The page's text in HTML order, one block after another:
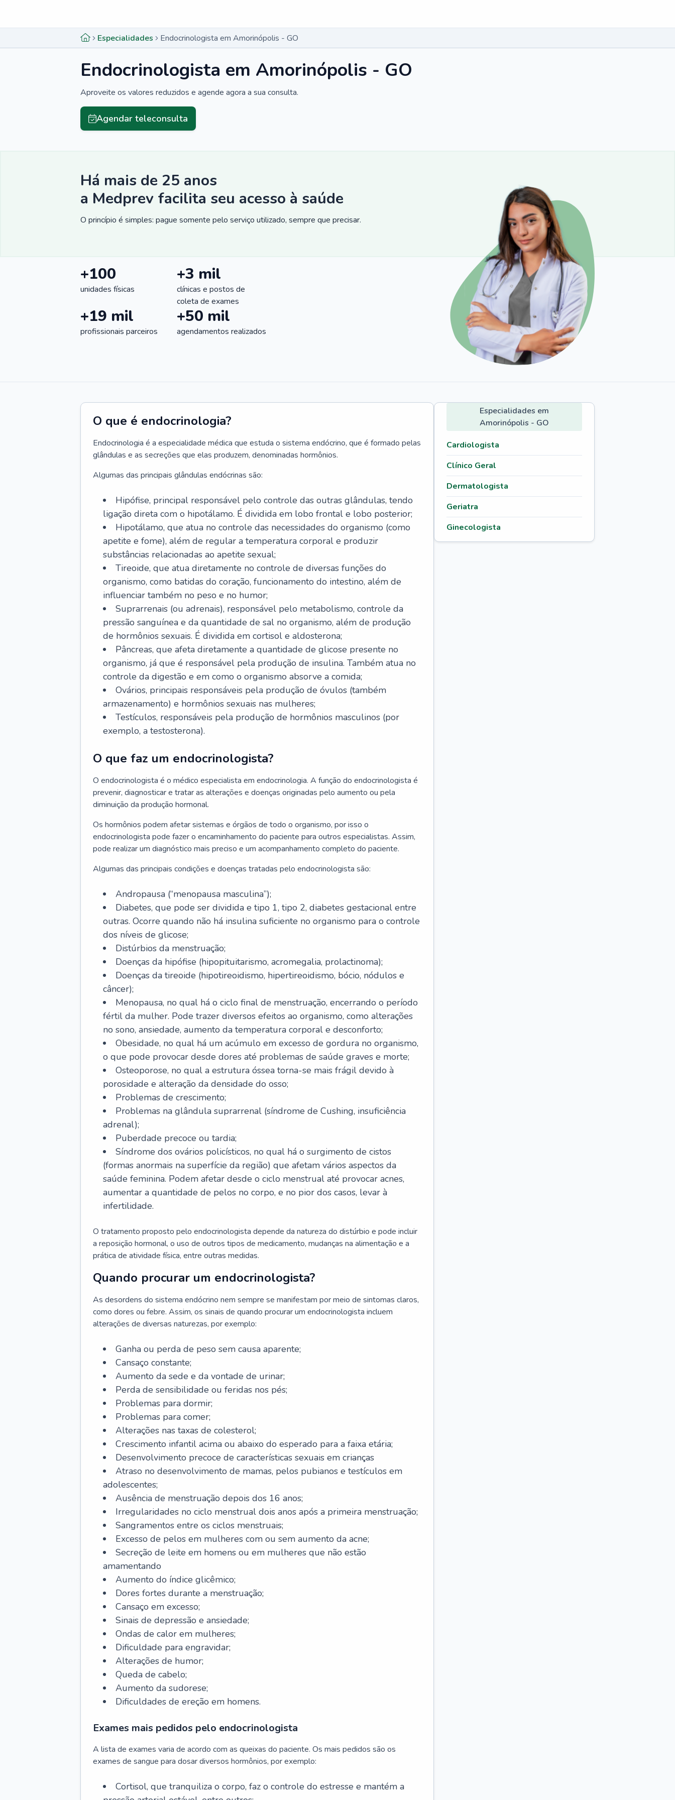
Especialidades Endocrinologista em Amorinópolis - GO
Endocrinologista em Amorinópolis - GO
Aproveite os valores reduzidos e agende agora a sua consulta.
Agendar teleconsulta
Há mais de 25 anos
a Medprev facilita seu acesso à saúde
O princípio é simples: pague somente pelo serviço utilizado, sempre que precisar.
+100
unidades físicas
+3 mil
clínicas e postos de
coleta de exames
+19 mil
profissionais parceiros
+50 mil
agendamentos realizados
O que é endocrinologia?
Endocrinologia é a especialidade médica que estuda o sistema endócrino, que é formado pelas
glândulas e as secreções que elas produzem, denominadas hormônios.
Algumas das principais glândulas endócrinas são:
Hipófise, principal responsável pelo controle das outras glândulas, tendo
ligação direta com o hipotálamo. É dividida em lobo frontal e lobo posterior;
Hipotálamo, que atua no controle das necessidades do organismo (como
apetite e fome), além de regular a temperatura corporal e produzir
substâncias relacionadas ao apetite sexual;
Tireoide, que atua diretamente no controle de diversas funções do
organismo, como batidas do coração, funcionamento do intestino, além de
influenciar também no peso e no humor;
Suprarrenais (ou adrenais), responsável pelo metabolismo, controle da
pressão sanguínea e da quantidade de sal no organismo, além de produção
de hormônios sexuais. É dividida em cortisol e aldosterona;
Pâncreas, que afeta diretamente a quantidade de glicose presente no
organismo, já que é responsável pela produção de insulina. Também atua no
controle da digestão e em como o organismo absorve a comida;
Ovários, principais responsáveis pela produção de óvulos (também
armazenamento) e hormônios sexuais nas mulheres;
Testículos, responsáveis pela produção de hormônios masculinos (por
exemplo, a testosterona).
O que faz um endocrinologista?
O endocrinologista é o médico especialista em endocrinologia. A função do endocrinologista é
prevenir, diagnosticar e tratar as alterações e doenças originadas pelo aumento ou pela
diminuição da produção hormonal.
Os hormônios podem afetar sistemas e órgãos de todo o organismo, por isso o
endocrinologista pode fazer o encaminhamento do paciente para outros especialistas. Assim,
pode realizar um diagnóstico mais preciso e um acompanhamento completo do paciente.
Algumas das principais condições e doenças tratadas pelo endocrinologista são:
Andropausa (“menopausa masculina”);
Diabetes, que pode ser dividida e tipo 1, tipo 2, diabetes gestacional entre
outras. Ocorre quando não há insulina suficiente no organismo para o controle
dos níveis de glicose;
Distúrbios da menstruação;
Doenças da hipófise (hipopituitarismo, acromegalia, prolactinoma);
Doenças da tireoide (hipotireoidismo, hipertireoidismo, bócio, nódulos e
câncer);
Menopausa, no qual há o ciclo final de menstruação, encerrando o período
fértil da mulher. Pode trazer diversos efeitos ao organismo, como alterações
no sono, ansiedade, aumento da temperatura corporal e desconforto;
Obesidade, no qual há um acúmulo em excesso de gordura no organismo,
o que pode provocar desde dores até problemas de saúde graves e morte;
Osteoporose, no qual a estrutura óssea torna-se mais frágil devido à
porosidade e alteração da densidade do osso;
Problemas de crescimento;
Problemas na glândula suprarrenal (síndrome de Cushing, insuficiência
adrenal);
Puberdade precoce ou tardia;
Síndrome dos ovários policísticos, no qual há o surgimento de cistos
(formas anormais na superfície da região) que afetam vários aspectos da
saúde feminina. Podem afetar desde o ciclo menstrual até provocar acnes,
aumentar a quantidade de pelos no corpo, e no pior dos casos, levar à
infertilidade.
O tratamento proposto pelo endocrinologista depende da natureza do distúrbio e pode incluir
a reposição hormonal, o uso de outros tipos de medicamento, mudanças na alimentação e a
prática de atividade física, entre outras medidas.
Quando procurar um endocrinologista?
As desordens do sistema endócrino nem sempre se manifestam por meio de sintomas claros,
como dores ou febre. Assim, os sinais de quando procurar um endocrinologista incluem
alterações de diversas naturezas, por exemplo:
Ganha ou perda de peso sem causa aparente;
Cansaço constante;
Aumento da sede e da vontade de urinar;
Perda de sensibilidade ou feridas nos pés;
Problemas para dormir;
Problemas para comer;
Alterações nas taxas de colesterol;
Crescimento infantil acima ou abaixo do esperado para a faixa etária;
Desenvolvimento precoce de características sexuais em crianças
Atraso no desenvolvimento de mamas, pelos pubianos e testículos em
adolescentes;
Ausência de menstruação depois dos 16 anos;
Irregularidades no ciclo menstrual dois anos após a primeira menstruação;
Sangramentos entre os ciclos menstruais;
Excesso de pelos em mulheres com ou sem aumento da acne;
Secreção de leite em homens ou em mulheres que não estão
amamentando
Aumento do índice glicêmico;
Dores fortes durante a menstruação;
Cansaço em excesso;
Sinais de depressão e ansiedade;
Ondas de calor em mulheres;
Dificuldade para engravidar;
Alterações de humor;
Queda de cabelo;
Aumento da sudorese;
Dificuldades de ereção em homens.
Exames mais pedidos pelo endocrinologista
A lista de exames varia de acordo com as queixas do paciente. Os mais pedidos são os
exames de sangue para dosar diversos hormônios, por exemplo:
Cortisol, que tranquiliza o corpo, faz o controle do estresse e mantém a
Especialidades em
Amorinópolis - GO
Cardiologista
Clínico Geral
Dermatologista
Geriatra
Ginecologista